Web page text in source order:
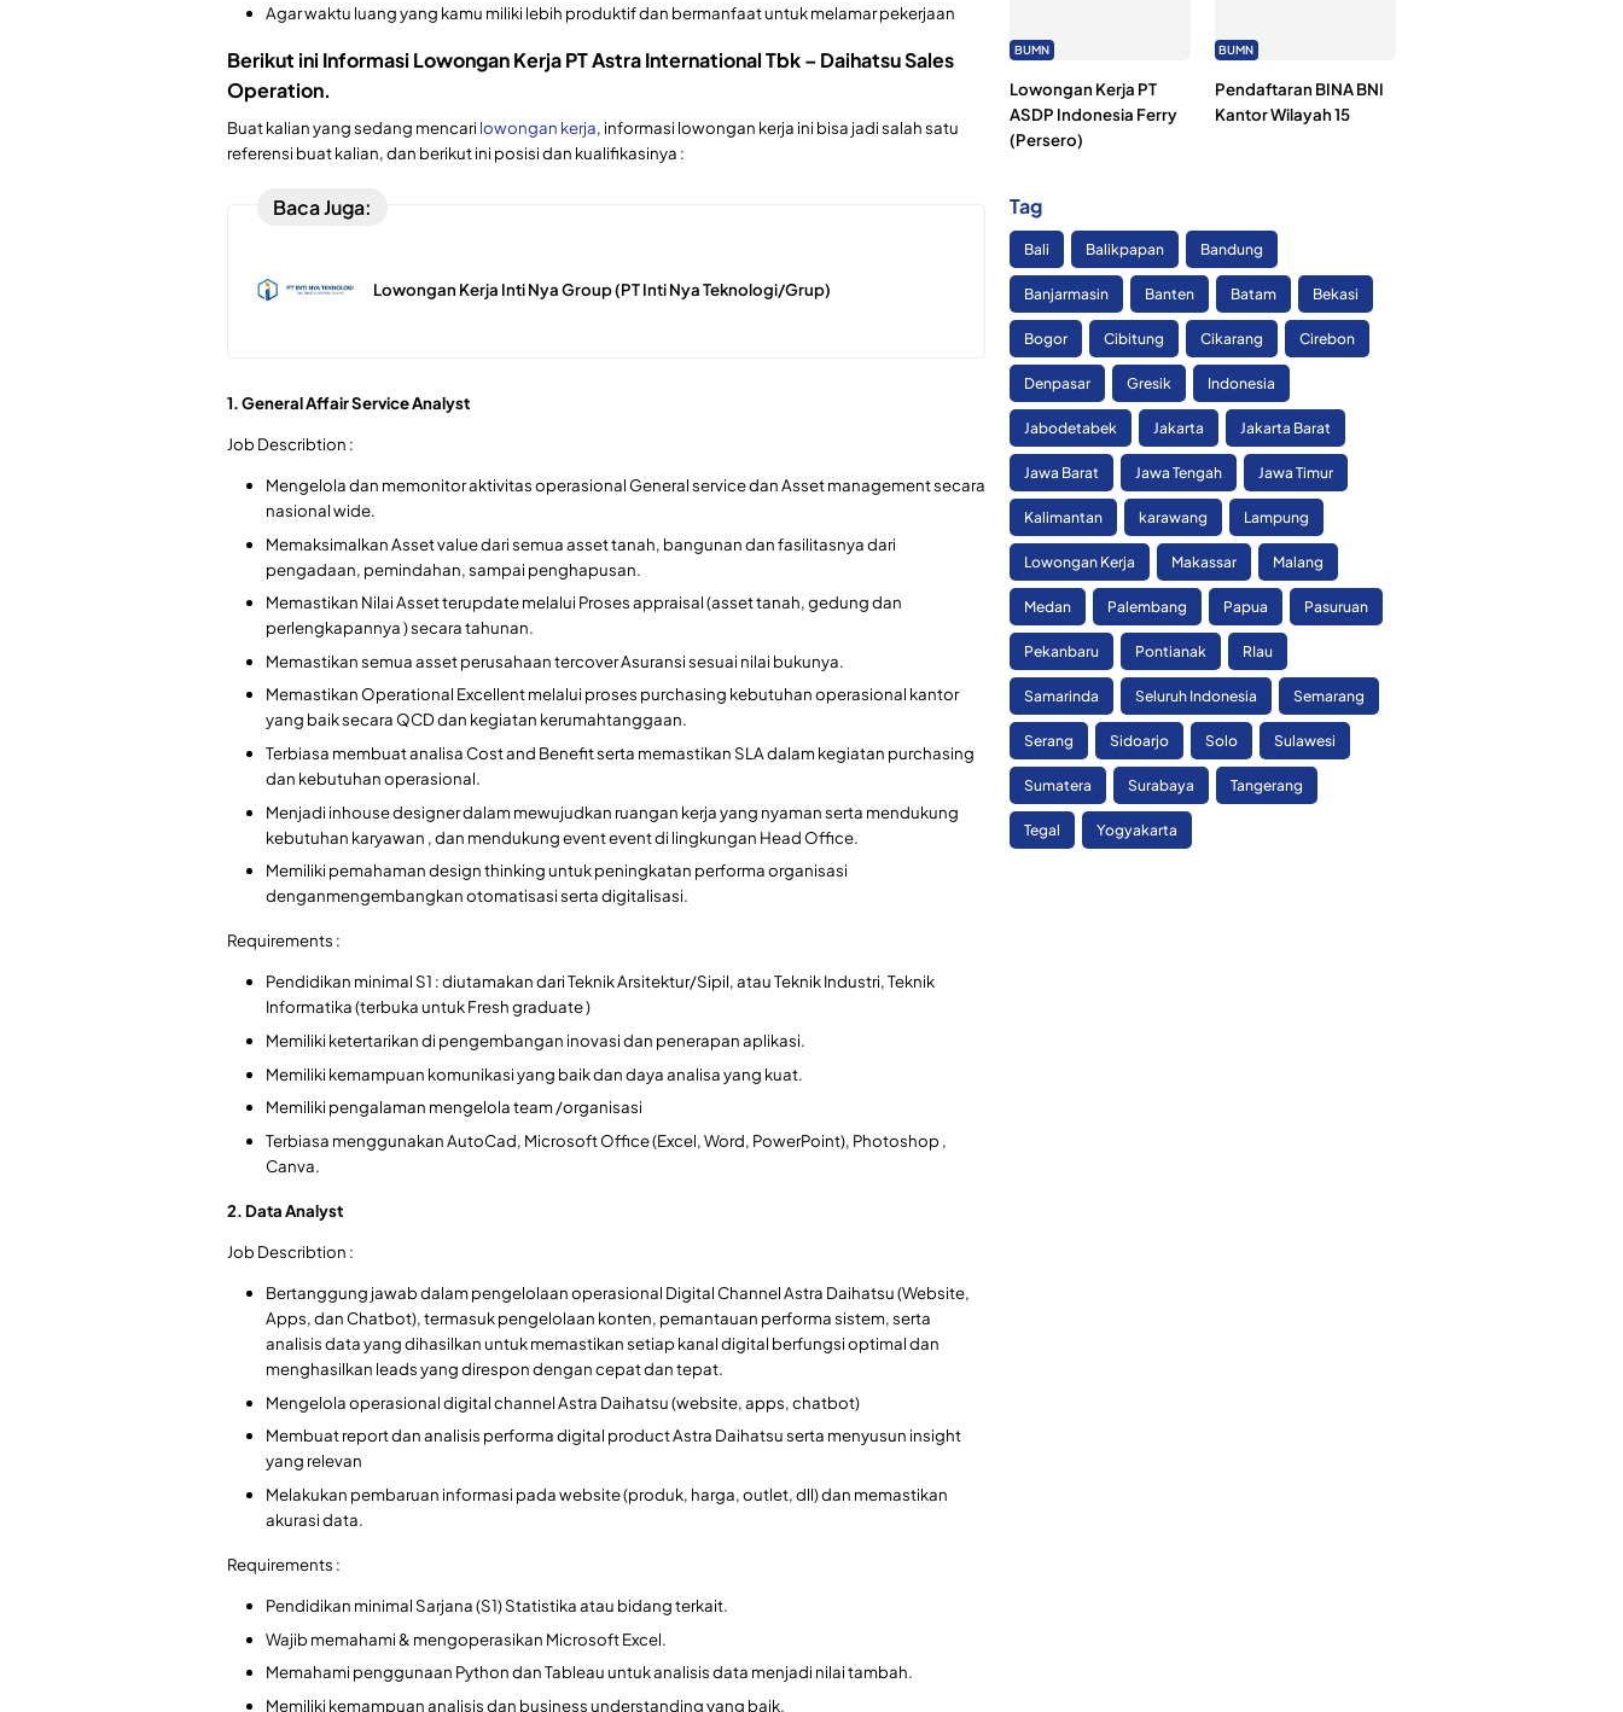
Agar waktu luang yang kamu miliki lebih produktif dan bermanfaat untuk melamar pekerjaan
Berikut ini Informasi Lowongan Kerja PT Astra International Tbk – Daihatsu Sales
Operation.
Buat kalian yang sedang mencari lowongan kerja, informasi lowongan kerja ini bisa jadi salah satu
referensi buat kalian, dan berikut ini posisi dan kualifikasinya :
Baca Juga:
Lowongan Kerja Inti Nya Group (PT Inti Nya Teknologi/Grup)
1. General Affair Service Analyst
Job Describtion :
Mengelola dan memonitor aktivitas operasional General service dan Asset management secara
nasional wide.
Memaksimalkan Asset value dari semua asset tanah, bangunan dan fasilitasnya dari
pengadaan, pemindahan, sampai penghapusan.
Memastikan Nilai Asset terupdate melalui Proses appraisal (asset tanah, gedung dan
perlengkapannya ) secara tahunan.
Memastikan semua asset perusahaan tercover Asuransi sesuai nilai bukunya.
Memastikan Operational Excellent melalui proses purchasing kebutuhan operasional kantor
yang baik secara QCD dan kegiatan kerumahtanggaan.
Terbiasa membuat analisa Cost and Benefit serta memastikan SLA dalam kegiatan purchasing
dan kebutuhan operasional.
Menjadi inhouse designer dalam mewujudkan ruangan kerja yang nyaman serta mendukung
kebutuhan karyawan , dan mendukung event event di lingkungan Head Office.
Memiliki pemahaman design thinking untuk peningkatan performa organisasi
denganmengembangkan otomatisasi serta digitalisasi.
Requirements :
Pendidikan minimal S1 : diutamakan dari Teknik Arsitektur/Sipil, atau Teknik Industri, Teknik
Informatika (terbuka untuk Fresh graduate )
Memiliki ketertarikan di pengembangan inovasi dan penerapan aplikasi.
Memiliki kemampuan komunikasi yang baik dan daya analisa yang kuat.
Memiliki pengalaman mengelola team /organisasi
Terbiasa menggunakan AutoCad, Microsoft Office (Excel, Word, PowerPoint), Photoshop ,
Canva.
2. Data Analyst
Job Describtion :
Bertanggung jawab dalam pengelolaan operasional Digital Channel Astra Daihatsu (Website,
Apps, dan Chatbot), termasuk pengelolaan konten, pemantauan performa sistem, serta
analisis data yang dihasilkan untuk memastikan setiap kanal digital berfungsi optimal dan
menghasilkan leads yang direspon dengan cepat dan tepat.
Mengelola operasional digital channel Astra Daihatsu (website, apps, chatbot)
Membuat report dan analisis performa digital product Astra Daihatsu serta menyusun insight
yang relevan
Melakukan pembaruan informasi pada website (produk, harga, outlet, dll) dan memastikan
akurasi data.
Requirements :
Pendidikan minimal Sarjana (S1) Statistika atau bidang terkait.
Wajib memahami & mengoperasikan Microsoft Excel.
Memahami penggunaan Python dan Tableau untuk analisis data menjadi nilai tambah.
Memiliki kemampuan analisis dan business understanding yang baik.
BUMN
Lowongan Kerja PT
ASDP Indonesia Ferry
(Persero)
BUMN
Pendaftaran BINA BNI
Kantor Wilayah 15
Tag
Bali Balikpapan Bandung
Banjarmasin Banten Batam Bekasi
Bogor Cibitung Cikarang Cirebon
Denpasar Gresik Indonesia
Jabodetabek Jakarta Jakarta Barat
Jawa Barat Jawa Tengah Jawa Timur
Kalimantan karawang Lampung
Lowongan Kerja Makassar Malang
Medan Palembang Papua Pasuruan
Pekanbaru Pontianak RIau
Samarinda Seluruh Indonesia Semarang
Serang Sidoarjo Solo Sulawesi
Sumatera Surabaya Tangerang
Tegal Yogyakarta